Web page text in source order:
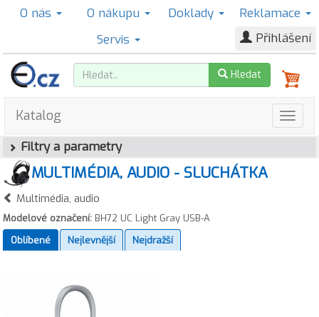
O nás O nákupu Doklady
Reklamace
Servis
Přihlášení
Hledat
Katalog
Filtry a parametry
MULTIMÉDIA, AUDIO - SLUCHÁTKA
Multimédia, audio
Modelové označení: BH72 UC Light Gray USB-A
Oblíbené
Nejlevnější Nejdražší